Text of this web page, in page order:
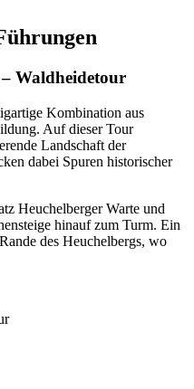
Waldheidetour
Kombination aus
Auf dieser Tour
Landschaft der
dabei Spuren historischer
Heuchelberger Warte und
hinauf zum Turm. Ein
des Heuchelbergs, wo